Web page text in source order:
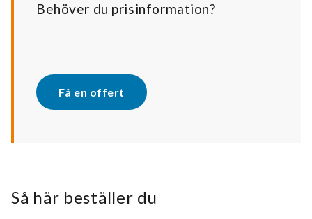
Behöver du prisinformation?
Få en offert
Så här beställer du